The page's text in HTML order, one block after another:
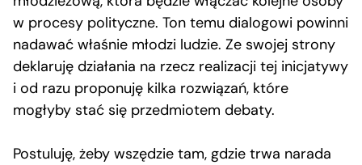
w procesy polityczne. Ton temu dialogowi powinni
nadawać właśnie młodzi ludzie. Ze swojej strony
deklaruję działania na rzecz realizacji tej inicjatywy
i od razu proponuję kilka rozwiązań, które
mogłyby stać się przedmiotem debaty.
Postuluję, żeby wszędzie tam, gdzie trwa narada